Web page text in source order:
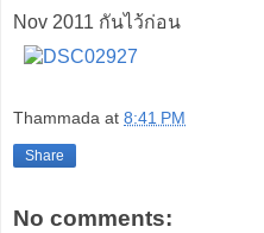
Nov 2011 กันไว้ก่อน
Thammada at 8:41 PM
Share
No comments: